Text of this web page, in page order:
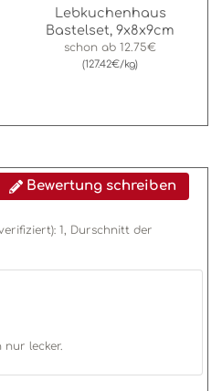
Lebkuchenhaus
Bastelset, 9x8x9cm
schon ab 12.75€
(127.42€/kg)
Bewertung schreiben
1, Durschnitt der
lecker.